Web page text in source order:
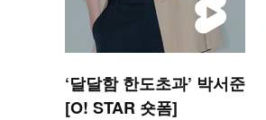
‘달달함 한도초과’ 박서준
[O! STAR 숏폼]